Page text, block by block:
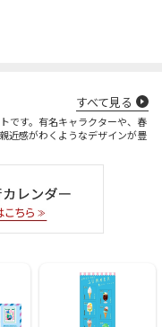
すべて見る
です。有名キャラクターや、春
近感がわくようなデザインが豊